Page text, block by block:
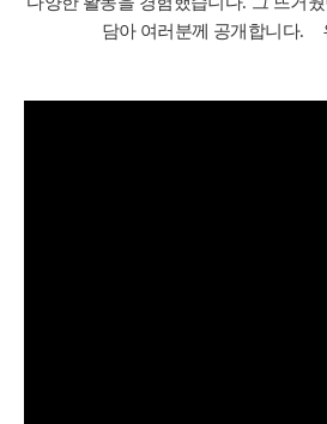
담아 여러분께 공개합니다.